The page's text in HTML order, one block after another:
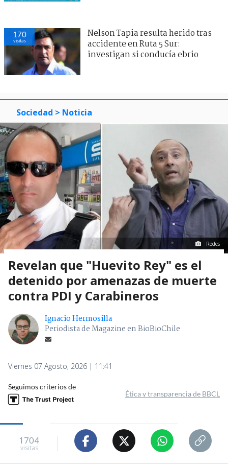
170
visitas
Nelson Tapia resulta herido tras
accidente en Ruta 5 Sur:
investigan si conducía ebrio
Sociedad > Noticia
Redes
Revelan que "Huevito Rey" es el
detenido por amenazas de muerte
contra PDI y Carabineros
Ignacio Hermosilla
Periodista de Magazine en BioBioChile
Viernes 07 Agosto, 2026 | 11:41
Seguimos criterios de
Ética y transparencia de BBCL
1704
visitas